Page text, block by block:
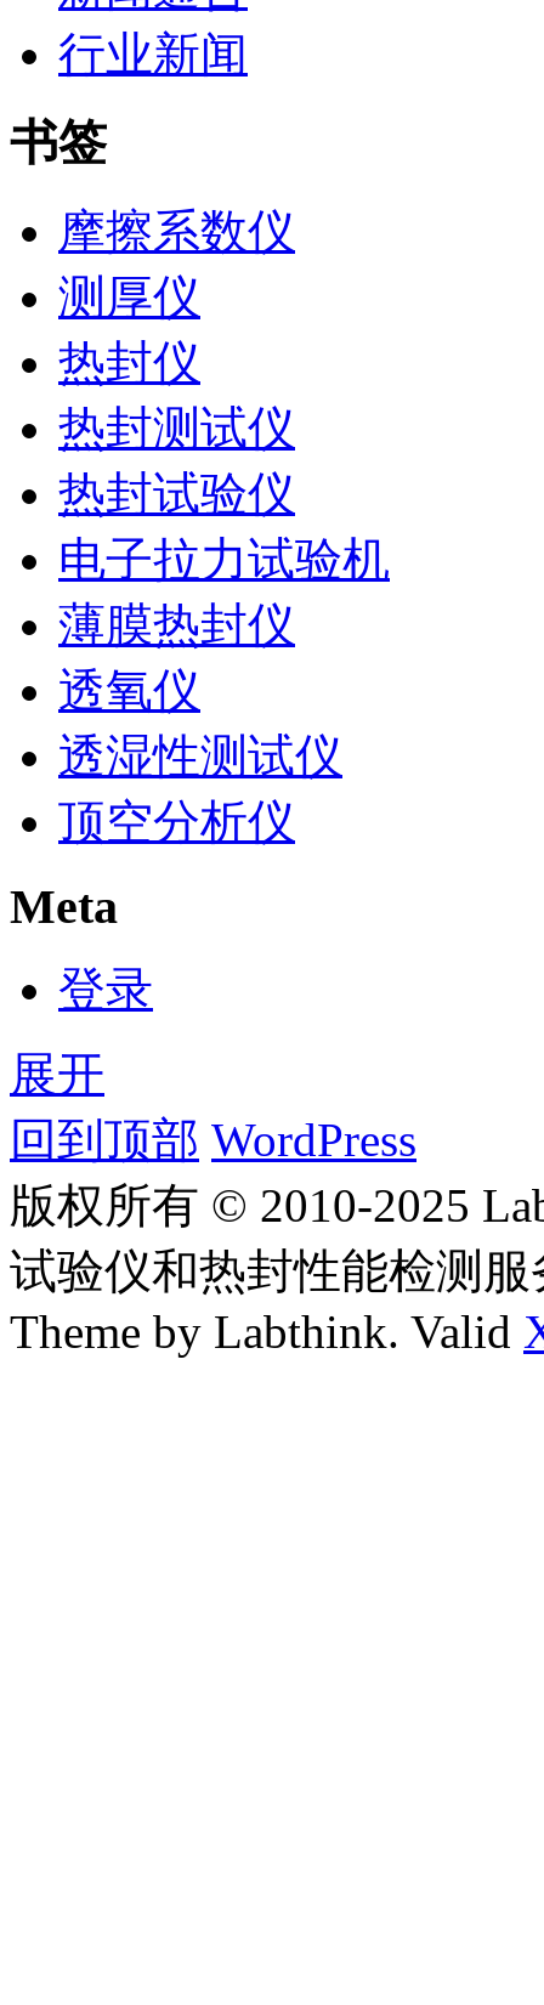
行业新闻
书签
摩擦系数仪
测厚仪
热封仪
热封测试仪
热封试验仪
电子拉力试验机
薄膜热封仪
透氧仪
透湿性测试仪
顶空分析仪
Meta
登录
展开
回到顶部 WordPress
版权所有 © 2010-2025
试验仪和热封性能检测
Theme by Labthink. Valid